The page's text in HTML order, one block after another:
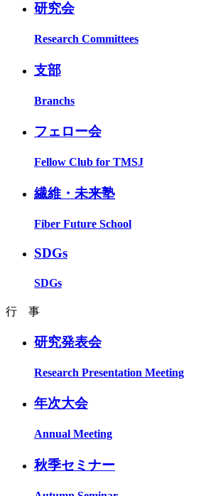
研究会
Research Committees
支部
Branchs
フェロー会
Fellow Club for TMSJ
繊維・未来塾
Fiber Future School
SDGs
SDGs
行 事
研究発表会
Research Presentation Meeting
年次大会
Annual Meeting
秋季セミナー